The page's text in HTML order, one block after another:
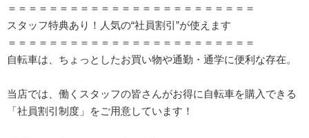
＝＝＝＝＝＝＝＝＝＝＝＝＝＝＝＝＝＝＝＝＝＝＝＝
スタッフ特典あり！人気の“社員割引”が使えます
＝＝＝＝＝＝＝＝＝＝＝＝＝＝＝＝＝＝＝＝＝＝＝＝
自転車は、ちょっとしたお買い物や通勤・通学に便利な存在。
当店では、働くスタッフの皆さんがお得に自転車を購入できる
「社員割引制度」をご用意しています！